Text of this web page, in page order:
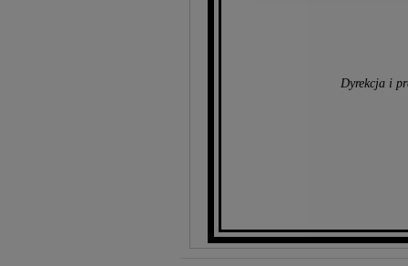
Dyrekcja i
treści, badnie